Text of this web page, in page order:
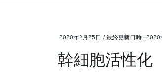
2020年2月25日 / 最終更新日時 : 2020
幹細胞活性